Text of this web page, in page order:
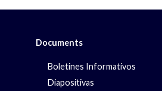
Documents
Boletines Informativos
Diapositivas